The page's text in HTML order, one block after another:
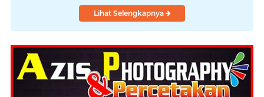
Lihat Selengkapnya